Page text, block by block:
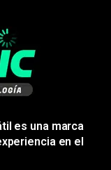
es una marca
en el